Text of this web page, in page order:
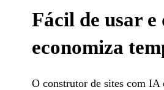
Fácil de usar e
economiza
O construtor de sites com IA